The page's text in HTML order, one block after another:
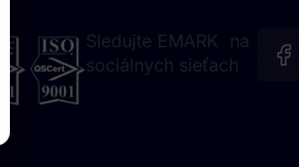
Sledujte EMARK na
sociálnych sieťach